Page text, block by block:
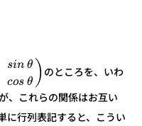
sin θ
cos θ )のところを、いわ
、これらの関係はお互い
に行列表記すると、こうい